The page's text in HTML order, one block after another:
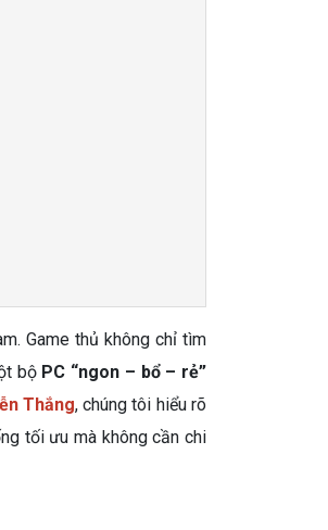
Game thủ không chỉ tìm
bộ PC “ngon – bổ – rẻ”
Thắng, chúng tôi hiểu rõ
tối ưu mà không cần chi